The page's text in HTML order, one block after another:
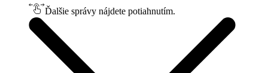
Ďalšie správy nájdete potiahnutím.